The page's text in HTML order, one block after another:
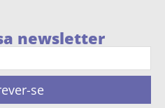
newsletter
se